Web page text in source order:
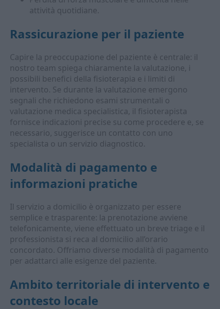
attività quotidiane.
Rassicurazione per il paziente
Capire la preoccupazione del paziente è centrale: il
nostro team spiega chiaramente la valutazione, i
possibili benefici della fisioterapia e i limiti di
intervento. Se durante la valutazione emergono
segnali che richiedono esami strumentali o
valutazione medica specialistica, il fisioterapista
fornisce indicazioni precise su come procedere e, se
necessario, suggerisce un contatto con uno
specialista o un servizio diagnostico.
Modalità di pagamento e
informazioni pratiche
Il servizio a domicilio è organizzato per essere
semplice e trasparente: la prenotazione avviene
telefonicamente, viene effettuato un breve triage e il
professionista si reca al domicilio all’orario
concordato. Offriamo diverse modalità di pagamento
per adattarci alle esigenze del paziente.
Ambito territoriale di intervento e
contesto locale